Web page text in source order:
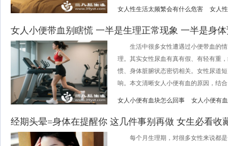
女人性生活太频繁会有什么危害 女人
女人小便带血别瞎慌 一半是生理正常现象 一半是身
生活中很多女性遭遇过小便带血的情
理。其实女性尿血有真有假、有轻有重
惯、身体脏腑状态密切相关。女性尿道
响。本文清晰女人小便有血的原因，结
女人小便有血块怎么回事 女人小便有
经期头晕=身体在提醒你 这几件事别再做 女生必看收
每个月生理期，对很多女性来说都是